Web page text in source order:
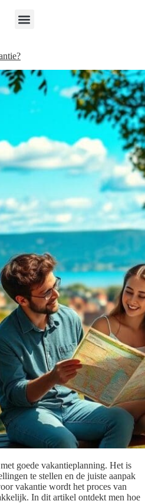
goede vakantieplanning. Het is
te stellen en de juiste aanpak
vakantie wordt het proces van
In dit artikel ontdekt men hoe